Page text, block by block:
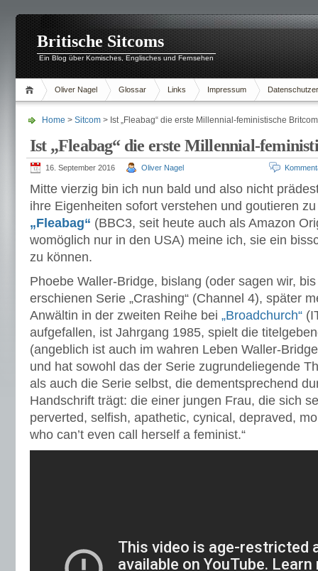
Britische Sitcoms
Ein Blog über Komisches, Englisches und Fernsehen
Oliver Nagel Glossar Links Impressum
Home > Sitcom > Ist „Fleabag“ die erste Millennial-feministische
Ist „Fleabag“ die erste Millennial-
16. September 2016 Oliver Nagel
Mitte vierzig bin ich nun bald und also nicht
ihre Eigenheiten sofort verstehen und goutieren
„Fleabag“ (BBC3, seit heute auch als Amazon
womöglich nur in den USA) meine ich, sie ein
zu können.
Phoebe Waller-Bridge, bislang (oder sagen wir,
erschienen Serie „Crashing“ (Channel 4), später
Anwältin in der zweiten Reihe bei „Broadchurch“
aufgefallen, ist Jahrgang 1985, spielt die
(angeblich ist auch im wahren Leben Waller-
und hat sowohl das der Serie zugrundeliegende
als auch die Serie selbst, die dementsprechend
Handschrift trägt: die einer jungen Frau, die sich
perverted, selfish, apathetic, cynical, depraved,
who can’t even call herself a feminist.“